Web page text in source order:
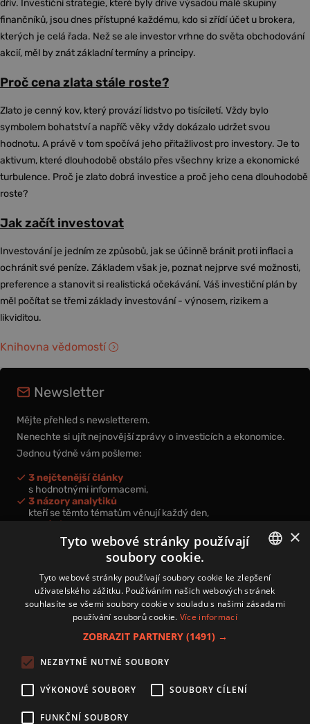
dřív. Investiční strategie, které byly dříve výsadou malé skupiny
finančníků, jsou dnes přístupné každému, kdo si zřídí účet u brokera,
kterých je celá řada. Než se ale investor vrhne do světa obchodování
akcií, měl by znát základní termíny a principy.
Proč cena zlata stále roste?
Zlato je cenný kov, který provází lidstvo po tisíciletí. Vždy bylo
symbolem bohatství a napříč věky vždy dokázalo udržet svou
hodnotu. A právě v tom spočívá jeho přitažlivost pro investory. Je to
aktivum, které dlouhodobě obstálo přes všechny krize a ekonomické
turbulence. Proč je zlato dobrá investice a proč jeho cena dlouhodobě
roste?
Jak začít investovat
Investování je jedním ze způsobů, jak se účinně bránit proti inflaci a
ochránit své peníze. Základem však je, poznat nejprve své možnosti,
preference a stanovit si realistická očekávání. Váš investiční plán by
měl počítat se třemi základy investování - výnosem, rizikem a
likviditou.
Knihovna vědomostí
Newsletter
Mějte přehled s newsletterem.
Nenechte si ujít nejnovější zprávy o investicích a ekonomice.
Jednou týdně vám pošleme:
3 nejčtenější články
s hodnotnými informacemi,
3 názory analytiků
kteří se těmto tématům věnují každý den,
nová videa a podcasty
k prohloubení vašich znalostí.
Přihlášením k newsletteru vyjadřujete svůj souhlas spodmínkami
zpracování osobních údajů.
Zásady používání souborů cookies
Autoři
Nastavení cookies
CZECH
×
Tyto webové stránky používají
soubory cookie.
Tyto webové stránky používají soubory cookie ke zlepšení
uživatelského zážitku. Používáním našich webových stránek
souhlasíte se všemi soubory cookie v souladu s našimi zásadami
používání souborů cookie. Více informací
ZOBRAZIT PARTNERY (1491) →
NEZBYTNĚ NUTNÉ SOUBORY
VÝKONOVÉ SOUBORY SOUBORY CÍLENÍ
FUNKČNÍ SOUBORY